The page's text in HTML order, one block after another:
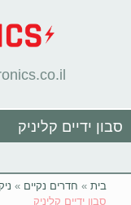
סבון ידיים קליניק
בית » חדרים נקיים »
סבון ידיים קליניק